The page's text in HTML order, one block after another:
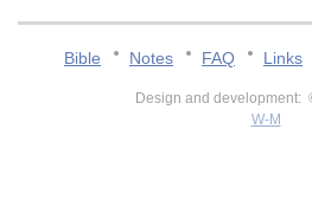
Bible Notes FAQ Links
Design and development:
W-M